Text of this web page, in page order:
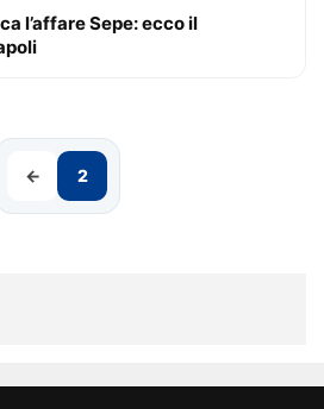
l’affare Sepe: ecco il
← 2